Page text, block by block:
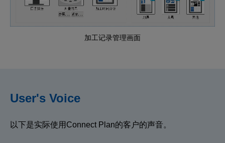
加工记录管理画面
User's Voice
以下是实际使用Connect Plan的客户的声音。